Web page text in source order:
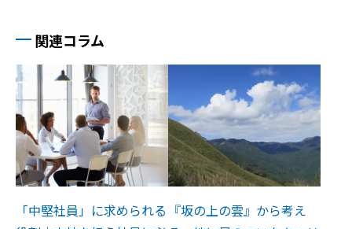
関連コラム
「中堅社員」に求められる 『坂の上の雲』から考え